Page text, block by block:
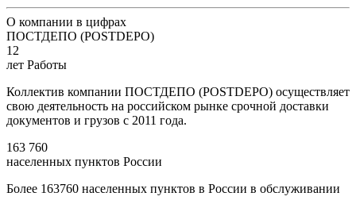
О компании в цифрах
ПОСТДЕПО (POSTDEPO)
12
лет Работы
Коллектив компании ПОСТДЕПО (POSTDEPO) осуществляет
свою деятельность на российском рынке срочной доставки
документов и грузов с 2011 года.
163 760
населенных пунктов России
Более 163760 населенных пунктов в России в обслуживании